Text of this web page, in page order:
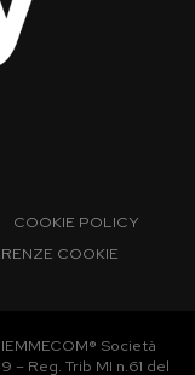
COOKIE POLICY
COOKIE
Società
– Reg. Trib MI n.61 del